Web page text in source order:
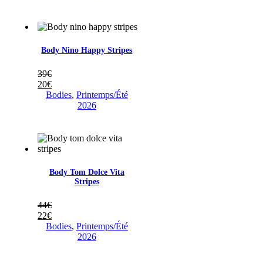
Body Nino Happy Stripes
39€
20€
Bodies, Printemps/Été
2026
Body Tom Dolce Vita
Stripes
44€
22€
Bodies, Printemps/Été
2026